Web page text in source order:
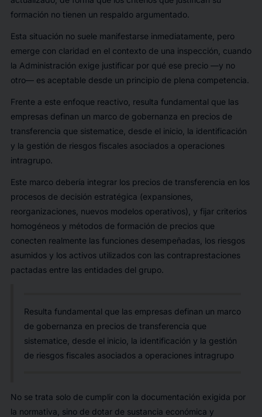
formación no tienen un respaldo argumentado.
Esta situación no suele manifestarse inmediatamente, pero
emerge con claridad en el contexto de una inspección, cuando
la Administración exige justificar por qué ese precio —y no
otro— es aceptable desde un principio de plena competencia.
Frente a este enfoque reactivo, resulta fundamental que las
empresas definan un marco de gobernanza en precios de
transferencia que sistematice, desde el inicio, la identificación
y la gestión de riesgos fiscales asociados a operaciones
intragrupo.
Este marco debería integrar los precios de transferencia en los
procesos de decisión estratégica (expansiones,
reorganizaciones, nuevos modelos operativos), y fijar criterios
homogéneos y métodos de formación de precios que
conecten realmente las funciones desempeñadas, los riesgos
asumidos y los activos utilizados con las contraprestaciones
pactadas entre las entidades del grupo.
Resulta fundamental que las empresas definan un marco
de gobernanza en precios de transferencia que
sistematice, desde el inicio, la identificación y la gestión
de riesgos fiscales asociados a operaciones intragrupo
No se trata solo de cumplir con la documentación exigida por
la normativa, sino de dotar de sustancia económica y